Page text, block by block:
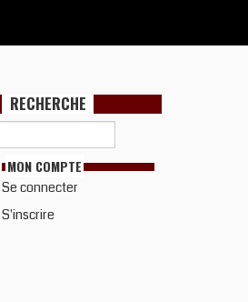
RECHERCHE
MON COMPTE
Se connecter
S'inscrire